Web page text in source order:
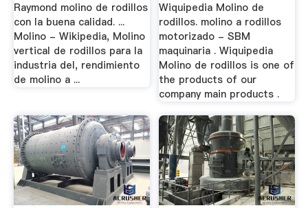
Raymond molino de rodillos
con la buena calidad. ...
Molino - Wikipedia, Molino
vertical de rodillos para la
industria del, rendimiento
de molino a ...
Wiquipedia Molino de
rodillos. molino a rodillos
motorizado - SBM
maquinaria . Wiquipedia
Molino de rodillos is one of
the products of our
company main products .